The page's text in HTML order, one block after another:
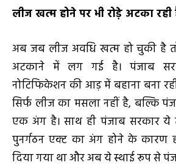
लीज खत्म होने पर भी रोड़े अटका
अब जब लीज अवधि खत्म हो चुकी है
अटकाने में लग गई है। पंजाब
नोटिफिकेशन की आड़ में बहाना बना
सिर्फ लीज का मसला नहीं है, बल्कि
एक अंग है। साथ ही पंजाब सरकार ये
पुनर्गठन एक्ट का अंग होने के कारण
दिया गया था और अब ये स्थाई रूप से